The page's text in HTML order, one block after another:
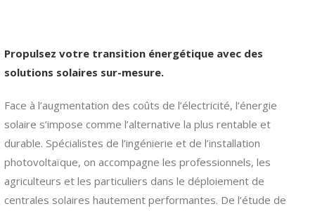
Propulsez votre transition énergétique avec des
solutions solaires sur-mesure.
Face à l’augmentation des coûts de l’électricité, l’énergie
solaire s’impose comme l’alternative la plus rentable et
durable. Spécialistes de l’ingénierie et de l’installation
photovoltaïque, on accompagne les professionnels, les
agriculteurs et les particuliers dans le déploiement de
centrales solaires hautement performantes. De l’étude de